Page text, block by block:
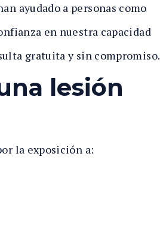
ayudado a personas como
en nuestra capacidad
gratuita y sin compromiso.
lesión
la exposición a: